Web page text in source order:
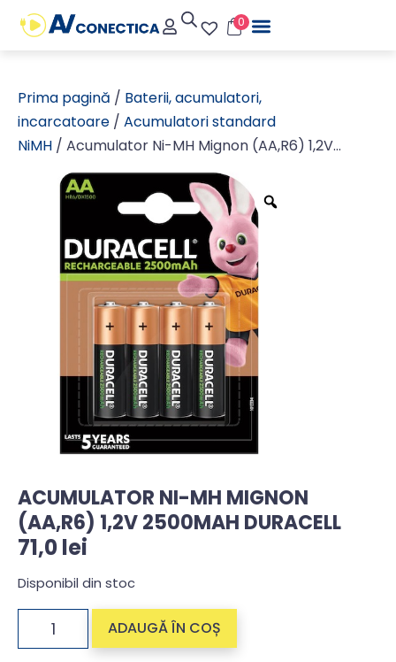
0
Prima pagină / Baterii, acumulatori,
incarcatoare / Acumulatori standard
NiMH / Acumulator Ni-MH Mignon (AA,R6) 1,2V
2500mAh Duracell
ACUMULATOR NI-MH MIGNON
(AA,R6) 1,2V 2500MAH DURACELL
71,0lei
Disponibil din stoc
ADAUGĂ ÎN COȘ